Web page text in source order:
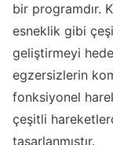
bir programdır.
esneklik gibi
geliştirmeyi
egzersizlerin
fonksiyonel
çeşitli
tasarlanmıştır.